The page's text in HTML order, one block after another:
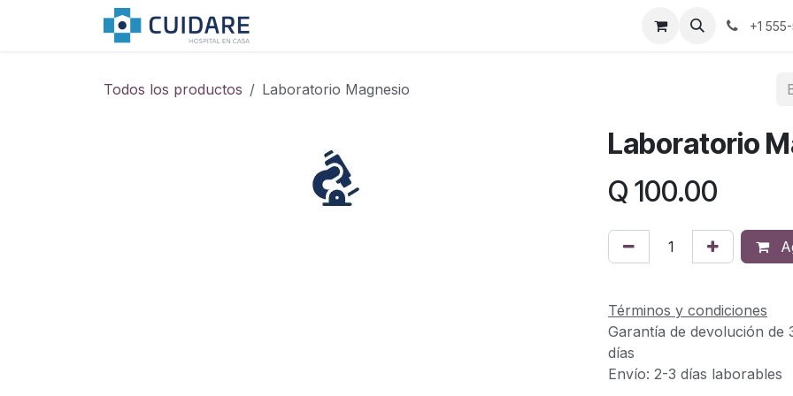
Servicios Hospitalarios críticos Terapia
+1
Todos los productos Laboratorio Magnesio
Laboratorio
Q 100.00
Términos y condiciones
Garantía de devolución de
días
Envío: 2-3 días laborables